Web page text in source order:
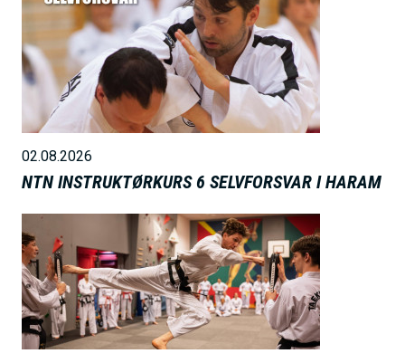
B
l
d
e
02.08.2026
NTN INSTRUKTØRKURS 6 SELVFORSVAR I HARAM
B
i
l
d
e